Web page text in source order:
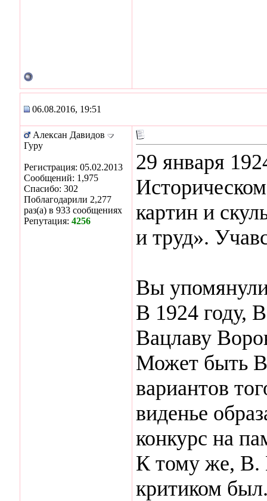
06.08.2016, 19:51
Алексан Давидов
Гуру
Регистрация: 05.02.2013
Сообщений: 1,975
Спасибо: 302
Поблагодарили 2,277
раз(а) в 933 сообщениях
Репутация: 4256
29 января
картин и
и труд».
Вы
В 1924 году,
Вацлаву
Может быть
вариантов
виденье
конкурс на
К тому же, В.
критиком